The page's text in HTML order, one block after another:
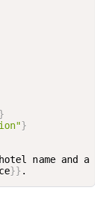
}
}
name and a
}} .